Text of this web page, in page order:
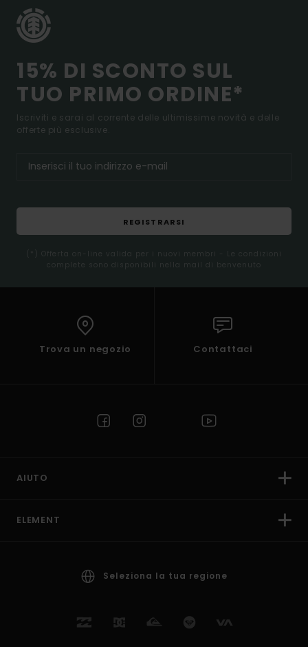
15% DI SCONTO SUL
TUO PRIMO ORDINE*
Iscriviti e sarai al corrente delle ultimissime novità e delle
offerte più esclusive.
REGISTRARSI
(*) Offerta on-line valida per i nuovi membri - Le condizioni
complete sono disponibili nella mail di benvenuto
Trova un negozio Contattaci
AIUTO
ELEMENT
Seleziona la tua regione